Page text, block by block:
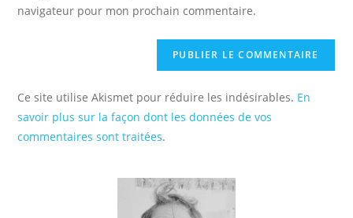
(facultatif)
navigateur pour mon prochain commentaire.
Ce site utilise Akismet pour réduire les indésirables. En
savoir plus sur la façon dont les données de vos
commentaires sont traitées.